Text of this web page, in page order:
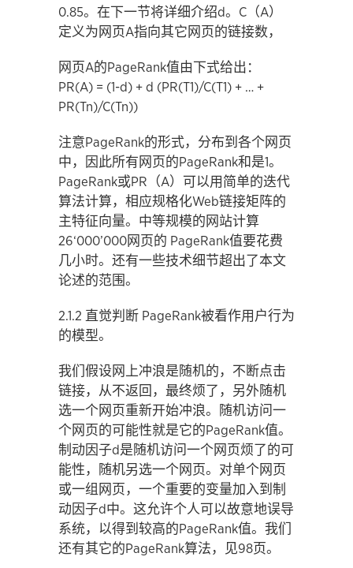
0.85。在下一节将详细介绍d。C（A）
定义为网页A指向其它网页的链接数，
网页A的PageRank值由下式给出：
PR(A) = (1-d) + d (PR(T1)/C(T1) + … +
PR(Tn)/C(Tn))
注意PageRank的形式，分布到各个网页
中，因此所有网页的PageRank和是1。
PageRank或PR（A）可以用简单的迭代
算法计算，相应规格化Web链接矩阵的
主特征向量。中等规模的网站计算
26‘000’000网页的 PageRank值要花费
几小时。还有一些技术细节超出了本文
论述的范围。
2.1.2 直觉判断 PageRank被看作用户行为
的模型。
我们假设网上冲浪是随机的，不断点击
链接，从不返回，最终烦了，另外随机
选一个网页重新开始冲浪。随机访问一
个网页的可能性就是它的PageRank值。
制动因子d是随机访问一个网页烦了的可
能性，随机另选一个网页。对单个网页
或一组网页，一个重要的变量加入到制
动因子d中。这允许个人可以故意地误导
系统，以得到较高的PageRank值。我们
还有其它的PageRank算法，见98页。